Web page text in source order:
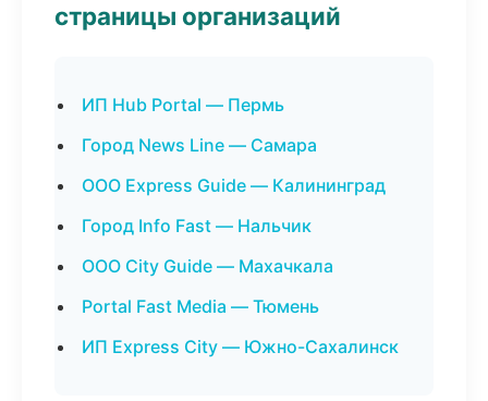
страницы организаций
ИП Hub Portal — Пермь
Город News Line — Самара
ООО Express Guide — Калининград
Город Info Fast — Нальчик
ООО City Guide — Махачкала
Portal Fast Media — Тюмень
ИП Express City — Южно-Сахалинск